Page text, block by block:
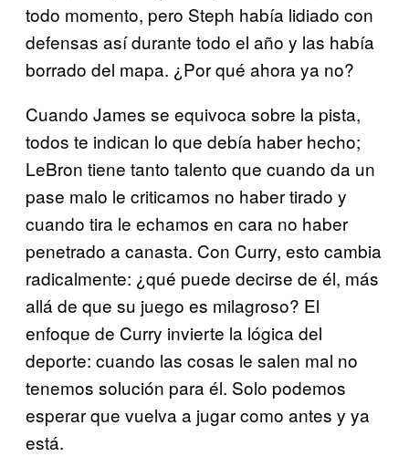
todo momento, pero Steph había lidiado con
defensas así durante todo el año y las había
borrado del mapa. ¿Por qué ahora ya no?
Cuando James se equivoca sobre la pista,
todos te indican lo que debía haber hecho;
LeBron tiene tanto talento que cuando da un
pase malo le criticamos no haber tirado y
cuando tira le echamos en cara no haber
penetrado a canasta. Con Curry, esto cambia
radicalmente: ¿qué puede decirse de él, más
allá de que su juego es milagroso? El
enfoque de Curry invierte la lógica del
deporte: cuando las cosas le salen mal no
tenemos solución para él. Solo podemos
esperar que vuelva a jugar como antes y ya
está.